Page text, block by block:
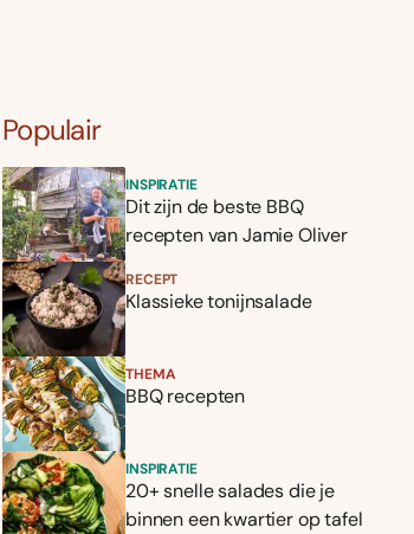
Populair
INSPIRATIE
Dit zijn de beste BBQ
recepten van Jamie Oliver
RECEPT
Klassieke tonijnsalade
THEMA
BBQ recepten
INSPIRATIE
20+ snelle salades die je
binnen een kwartier op tafel